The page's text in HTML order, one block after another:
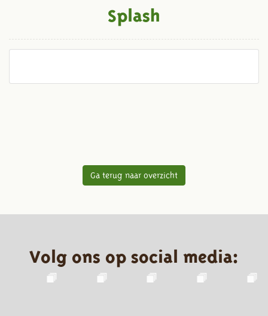
Splash
Ga terug naar overzicht
Volg ons op social media: